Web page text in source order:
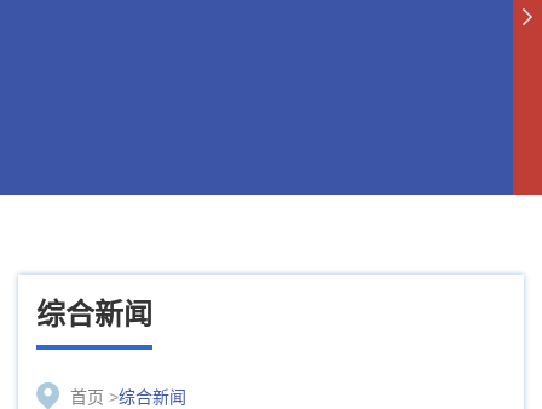
综合新闻
首页 >综合新闻